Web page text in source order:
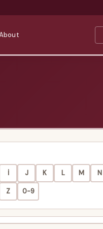
İ J K L M N
Z 0-9